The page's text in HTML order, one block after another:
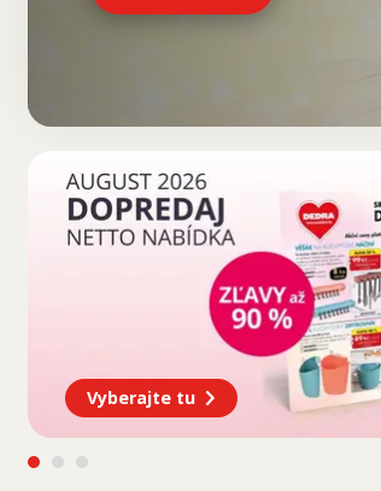
Vyberajte tu